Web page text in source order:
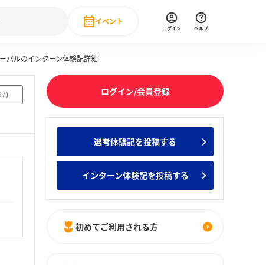
新卒就職人気企業ランキング みんなのインターン人気企業ランキ
IT・DX現場社員インタビュー
イベント
直近のイベント一覧
ログイン ヘルプ
バルのインターン体験記詳細
)
ログイン/会員登録
選考体験記を投稿する
インターン体験記を投稿する
初めてご利用される方